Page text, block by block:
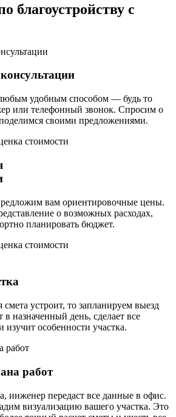
благоустройству с
удобным способом — будь то
или телефонный звонок. Спросим о
своими предложениями.
вам ориентировочные цены.
о возможных расходах,
планировать бюджет.
смета устроит, то запланируем выезд
назначенный день, сделает все
особенности участка.
работ
инженер передаст все данные в офис.
визуализацию вашего участка. Это